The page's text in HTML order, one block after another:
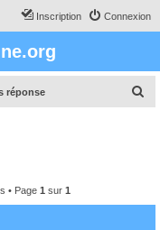
Connexion
Inscription
réponse
• Page 1 sur 1